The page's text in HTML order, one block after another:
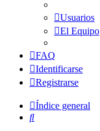
Usuarios
El Equipo
FAQ
Identificarse
Registrarse
Índice general
Buscar